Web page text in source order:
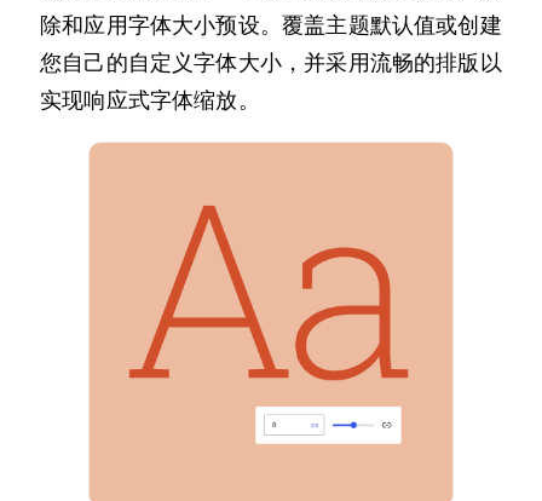
除和应用字体大小预设。覆盖主题默认值或创建
您自己的自定义字体大小，并采用流畅的排版以
实现响应式字体缩放。